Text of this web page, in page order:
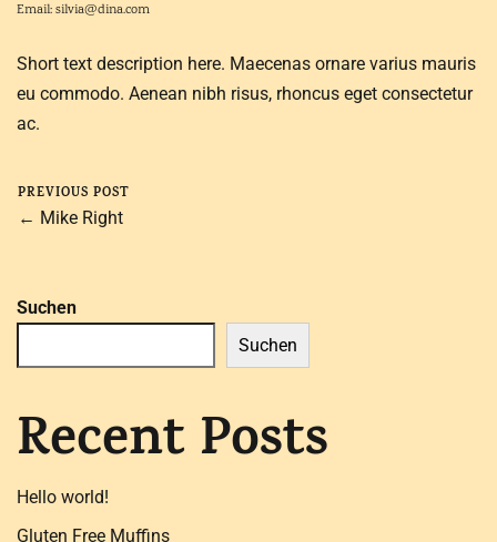
Email: silvia@dina.com
Short text description here. Maecenas ornare varius mauris
eu commodo. Aenean nibh risus, rhoncus eget consectetur
ac.
PREVIOUS POST
← Mike Right
Suchen
Suchen
Recent Posts
Hello world!
Gluten Free Muffins